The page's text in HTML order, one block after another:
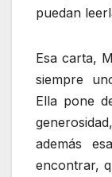
puedan
Esa carta,
siempre
Ella pone
además
encontrar,